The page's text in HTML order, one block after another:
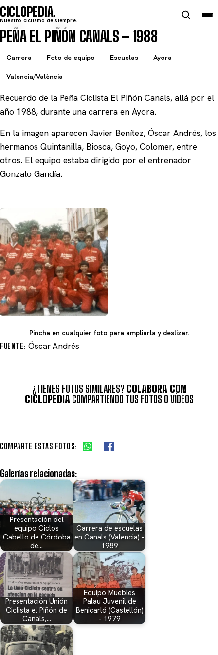
CICLOPEDIA
Nuestro ciclismo de siempre.
PEÑA EL PIÑÓN CANALS – 1988
Carrera Foto de equipo Escuelas Ayora
Valencia/València
Recuerdo de la Peña Ciclista El Piñón Canals, allá por el
año 1988, durante una carrera en Ayora.
En la imagen aparecen Javier Benítez, Óscar Andrés, los
hermanos Quintanilla, Biosca, Goyo, Colomer, entre
otros. El equipo estaba dirigido por el entrenador
Gonzalo Gandía.
Pincha en cualquier foto para ampliarla y deslizar.
FUENTE: Óscar Andrés
¿TIENES FOTOS SIMILARES? COLABORA CON
CICLOPEDIACOMPARTIENDO TUS FOTOS O VÍDEOS
COMPARTE ESTAS FOTOS:
Galerías relacionadas:
Presentación del
equipo Ciclos
Cabello de Córdoba
de…
Carrera de escuelas
en Canals (Valencia) -
1989
Presentación Unión
Ciclista el Piñón de
Canals,…
Equipo Muebles
Palau Juvenil de
Benicarló (Castellón)
- 1979